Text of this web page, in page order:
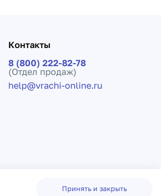
Принять и закрыть
Контакты
8 (800) 222-82-78
(Отдел продаж)
help@vrachi-online.ru